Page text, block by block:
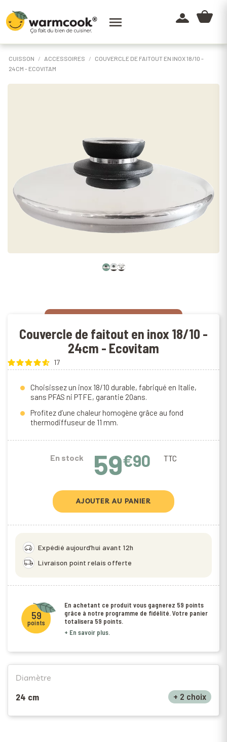

CUISSON ACCESSOIRES
COUVERCLE DE FAITOUT EN INOX 18/10 -
24CM - ECOVITAM
Couvercle de faitout en inox 18/10 -
24cm - Ecovitam
17
Choisissez un inox 18/10 durable, fabriqué en Italie,
sans PFAS ni PTFE, garantie 20ans.
Profitez d’une chaleur homogène grâce au fond
thermodiffuseur de 11 mm.
En stock 59€90 TTC
AJOUTER AU PANIER
delivery_truck_speed Expédié aujourd’hui avant 12h
local_shipping Livraison point relais offerte
59
points
En achetant ce produit vous gagnerez 59 points
grâce à notre programme de fidélité. Votre panier
totalisera 59 points.
+ En savoir plus.
Diamètre
24 cm + 2 choix